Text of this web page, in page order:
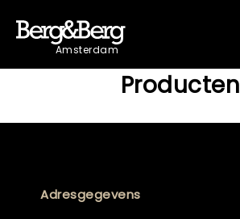
Amsterdam
Producten
Adresgegevens